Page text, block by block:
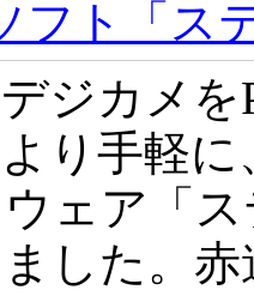
フト「ス
ジカメ
り手軽
ェア「
した。